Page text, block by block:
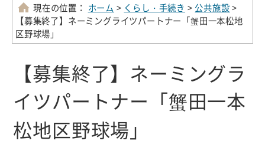
現在の位置： ホーム > くらし・手続き > 公共施設>
【募集終了】ネーミングライツパートナー「蟹田一本松地
区野球場」
【募集終了】ネーミングラ
イツパートナー「蟹田一本
松地区野球場」